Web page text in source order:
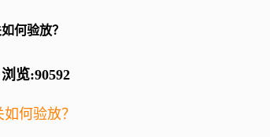
何验放？
览:90592
何验放？